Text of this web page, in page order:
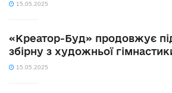
15.05.2025
«Креатор-Буд» продовжує
збірну з художньої
15.05.2025